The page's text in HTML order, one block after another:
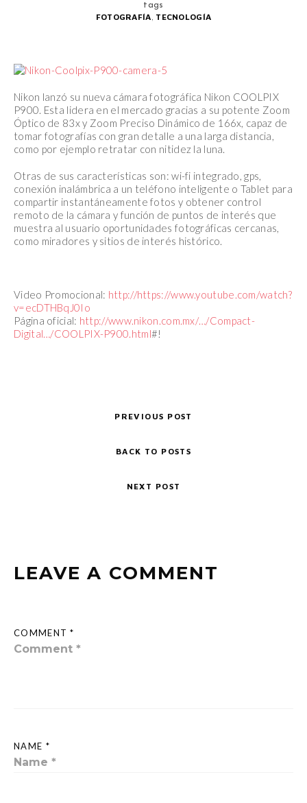
tags
FOTOGRAFÍA TECNOLOGÍA
Nikon lanzó su nueva cámara fotográfica Nikon COOLPIX
P900. Esta lidera en el mercado gracias a su potente Zoom
Óptico de 83x y Zoom Preciso Dinámico de 166x, capaz de
tomar fotografías con gran detalle a una larga distancia,
como por ejemplo retratar con nitidez la luna.
Otras de sus características son: wi-fi integrado, gps,
conexión inalámbrica a un teléfono inteligente o Tablet para
compartir instantáneamente fotos y obtener control
remoto de la cámara y función de puntos de interés que
muestra al usuario oportunidades fotográficas cercanas,
como miradores y sitios de interés histórico.
Video Promocional: http://https://www.youtube.com/watch?
v=ecDTHBqJ0Io
Página oficial: http://www.nikon.com.mx/…/Compact-
Digital…/COOLPIX-P900.html#!
PREVIOUS POST
BACK TO POSTS
NEXT POST
LEAVE A COMMENT
COMMENT *
NAME *